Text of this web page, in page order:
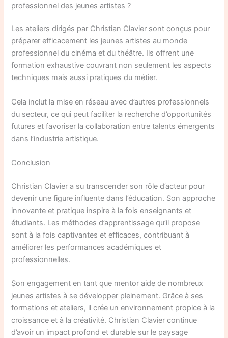
professionnel des jeunes artistes ?
Les ateliers dirigés par Christian Clavier sont conçus pour
préparer efficacement les jeunes artistes au monde
professionnel du cinéma et du théâtre. Ils offrent une
formation exhaustive couvrant non seulement les aspects
techniques mais aussi pratiques du métier.
Cela inclut la mise en réseau avec d’autres professionnels
du secteur, ce qui peut faciliter la recherche d’opportunités
futures et favoriser la collaboration entre talents émergents
dans l’industrie artistique.
Conclusion
Christian Clavier a su transcender son rôle d’acteur pour
devenir une figure influente dans l’éducation. Son approche
innovante et pratique inspire à la fois enseignants et
étudiants. Les méthodes d’apprentissage qu’il propose
sont à la fois captivantes et efficaces, contribuant à
améliorer les performances académiques et
professionnelles.
Son engagement en tant que mentor aide de nombreux
jeunes artistes à se développer pleinement. Grâce à ses
formations et ateliers, il crée un environnement propice à la
croissance et à la créativité. Christian Clavier continue
d’avoir un impact profond et durable sur le paysage